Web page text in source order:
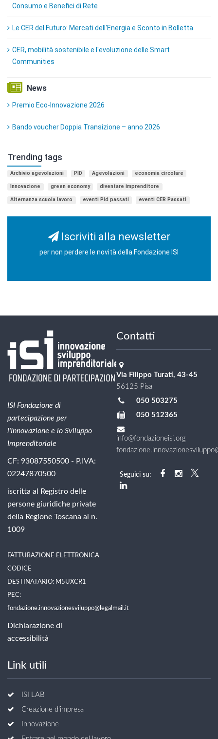
Consumo e Benefici di Rete
Le CER del Futuro: Mercati dell'Energia e Sconto in Bolletta
CER, mobilità sostenibile e l'evoluzione delle Smart
Communities
News
Premio Eco-Innovazione 2026
Bando voucher Doppia Transizione – anno 2026
Trending tags
Archivio agevolazioni PID Agevolazioni economia circolare
Innovazione green economy diventare imprenditore
Alternanza scuola lavoro eventi Pid passati eventi CER Passati
Iscriviti alla newsletter
per non perdere le novità della Fondazione ISI
ISI Fondazione di
partecipazione per
l'Innovazione e lo Sviluppo
Imprenditoriale
CF: 93087550500 - P.IVA:
02247870500
iscritta al Registro delle
persone giuridiche private
della Regione Toscana al n.
1009
FATTURAZIONE ELETTRONICA
CODICE
DESTINATARIO: M5UXCR1
PEC:
fondazione.innovazionesviluppo@legalmail.it
Dichiarazione di
accessibilità
Contatti
Via Filippo Turati, 43-45
56125 Pisa
050 503275
050 512365
info@fondazioneisi.org
Seguici su:
Link utili
ISI LAB
Creazione d'impresa
Innovazione